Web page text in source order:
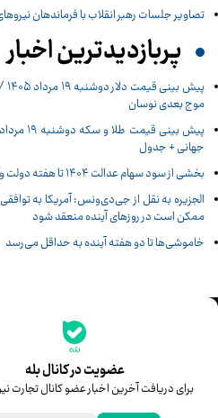
تصاویر جلسات رهبر انقلاب با فرماندهان
پربازدیدترین اخبار
موج بعدی نوسان
جهانی + جدول
بخشی از سود سهام عدالت ۱۴۰۴ تا هفته دولت واریز می‌شود
الجزیره به نقل از جی‌دی‌ونس: آمریکا به
ممکن است در روزهای آینده منعقد شود
خاموشی‌ها تا دو هفته آینده به حداقل می‌رسد
عضویت در کانال بله
برای دریافت آخرین اخبار عضو کانال تجارت
جدیدترین قیمت‌ها
قیمت دلار